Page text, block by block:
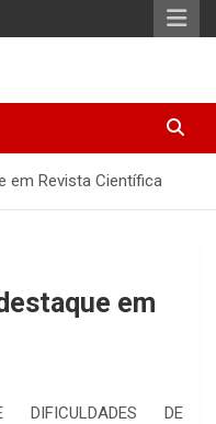
em Revista Científica
em
DE